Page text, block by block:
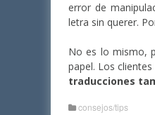
error de
letra sin querer.
No es lo mismo,
papel. Los
traducciones
consejos/tips